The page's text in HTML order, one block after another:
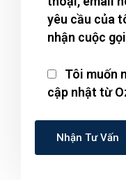
yêu cầu của
nhận cuộc
Tôi muốn
cập nhật từ